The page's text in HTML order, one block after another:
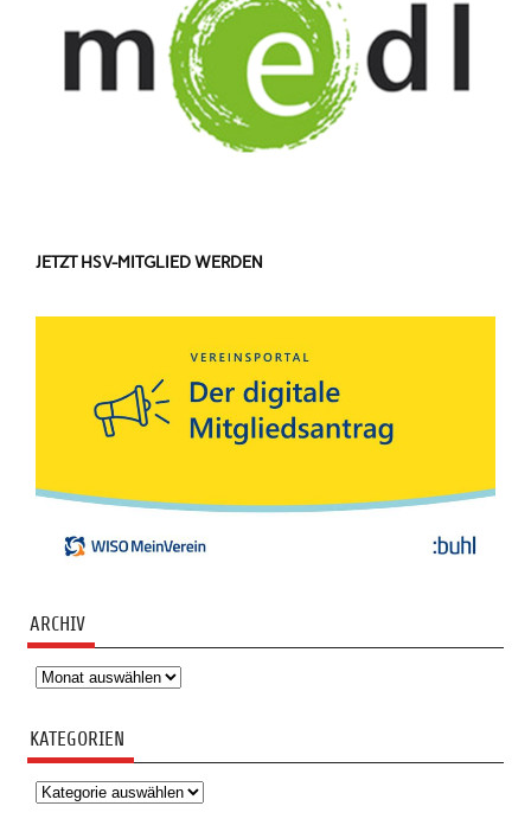
JETZT HSV-MITGLIED WERDEN
ARCHIV
Archiv
KATEGORIEN
Kategorien